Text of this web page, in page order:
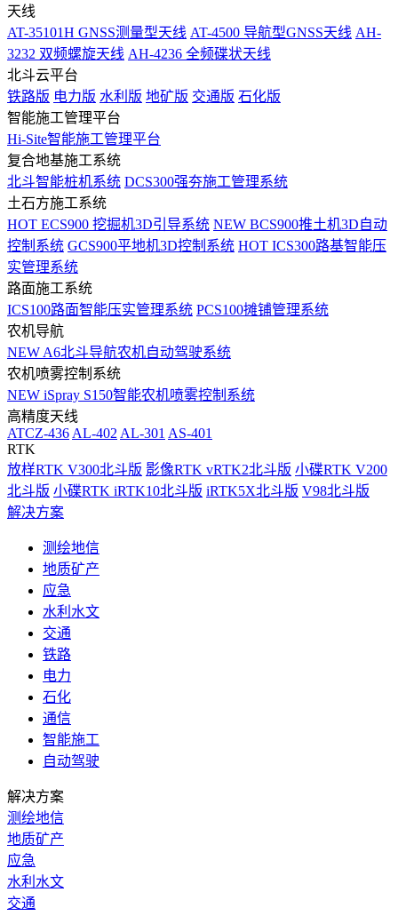
天线
AT-35101H GNSS测量型天线 AT-4500 导航型GNSS天线 AH-
3232 双频螺旋天线 AH-4236 全频碟状天线
北斗云平台
铁路版 电力版 水利版 地矿版 交通版 石化版
智能施工管理平台
Hi-Site智能施工管理平台
复合地基施工系统
北斗智能桩机系统 DCS300强夯施工管理系统
土石方施工系统
HOT ECS900 挖掘机3D引导系统 NEW BCS900推土机3D自动
控制系统 GCS900平地机3D控制系统 HOT ICS300路基智能压
实管理系统
路面施工系统
ICS100路面智能压实管理系统 PCS100摊铺管理系统
农机导航
NEW A6北斗导航农机自动驾驶系统
农机喷雾控制系统
NEW iSpray S150智能农机喷雾控制系统
高精度天线
ATCZ-436 AL-402 AL-301 AS-401
RTK
放样RTK V300北斗版 影像RTK vRTK2北斗版 小碟RTK V200
北斗版 小碟RTK iRTK10北斗版 iRTK5X北斗版 V98北斗版
解决方案
测绘地信
地质矿产
应急
水利水文
交通
铁路
电力
石化
通信
智能施工
自动驾驶
解决方案
测绘地信
地质矿产
应急
水利水文
交通